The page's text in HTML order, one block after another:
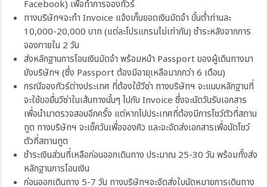
Facebook) เพื่อทำการจองทัวร์
ทางบริษัทฯจะทำ Invoice แจ้งเก็บยอดเงินมัดจำ ขั้นต่ำท่านละ
10,000-20,000 บาท (แต่ละโปรแกรมไม่เท่ากัน) ชำระหลังจากการ
จองภายใน 2 วัน
ส่งหลักฐานการโอนเงินมัดจำ พร้อมหน้า Passport ของผู้เดินทางมา
ยังบริษัทฯ (ซึ่ง Passport ต้องมีอายุเหลือมากกว่า 6 เดือน)
กรณีจองทัวร์ต่างประเทศ ที่ต้องใช้วีซ่า ทางบริษัทฯ จะแนบหลักฐานที่
จะใช้ขอยื่นวีซ่าในเส้นทางนั้นๆ ไปกับ Invoice ซึ่งจะนัดวันรับเอกสาร
เพื่อนำมาตรวจสอบอีกครั้ง แต่หากไปประเทศที่ต้องมีการโชว์ตัวที่สถาน
ทูต ทางบริษัทฯ จะเช็ควันเพื่อจองคิว และจะจัดส่งเอกสารเพื่อนัดโชว์
ตัวที่สถานทูต
ชำระเงินส่วนที่เหลือก่อนออกเดินทาง ประมาณ 25-30 วัน พร้อมทั้งส่ง
หลักฐานการโอนเงิน
ก่อนออกเดินทาง 5-7 วัน ทางบริษัทฯจะจัดส่งใบนัดหมายการเดินทาง